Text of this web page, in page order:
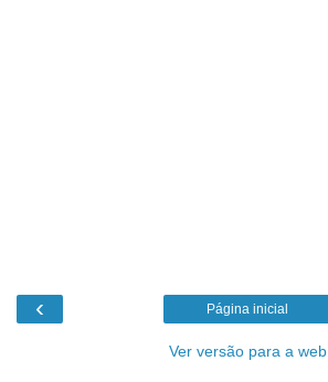
‹ Página inicial
Ver versão para a web